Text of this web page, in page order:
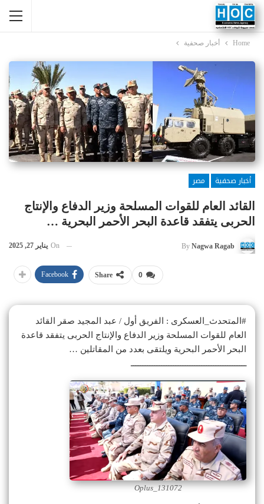
Home أخبار صحفية
أخبار صحفية
مصر
القائد العام للقوات المسلحة وزير الدفاع والإنتاج
الحربى يتفقد قاعدة البحر الأحمر البحرية …
By Nagwa Ragab
On يناير 27, 2025
0
Share
Facebook
#المتحدث_العسكرى : الفريق أول / عبد المجيد صقر القائد
العام للقوات المسلحة وزير الدفاع والإنتاج الحربى يتفقد قاعدة
البحر الأحمر البحرية ويلتقى بعدد من المقاتلين …
ـــــــــــــــــــــــــــــــــــــــــــــــــ
Oplus_131072